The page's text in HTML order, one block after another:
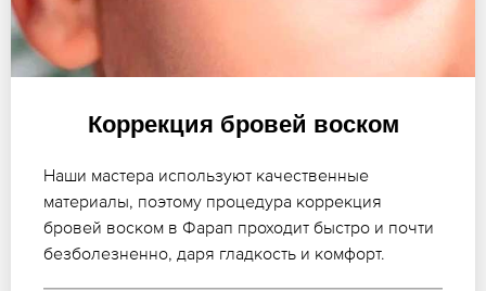
Коррекция бровей воском
Наши мастера используют качественные
материалы, поэтому процедура коррекция
бровей воском в Фарап проходит быстро и почти
безболезненно, даря гладкость и комфорт.